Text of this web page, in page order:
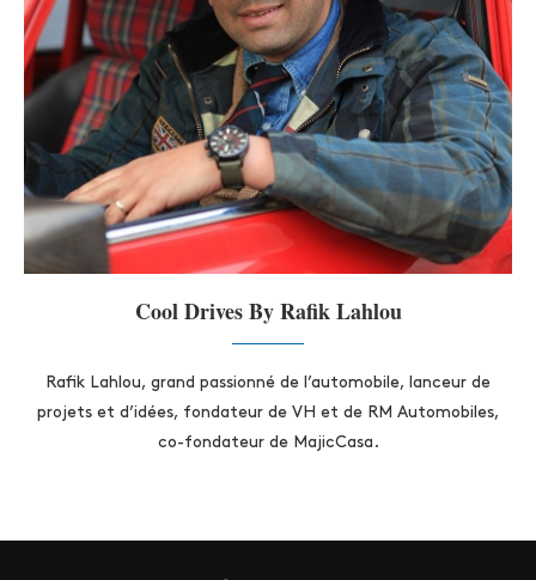
Cool Drives By Rafik Lahlou
Rafik Lahlou, grand passionné de l’automobile, lanceur de
projets et d’idées, fondateur de VH et de RM Automobiles,
co-fondateur de MajicCasa.